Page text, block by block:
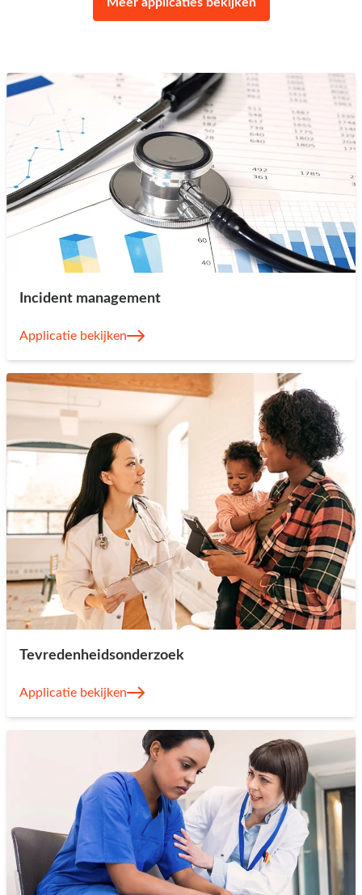
Meer applicaties bekijken
Incident management
Applicatie bekijken
Tevredenheidsonderzoek
Applicatie bekijken